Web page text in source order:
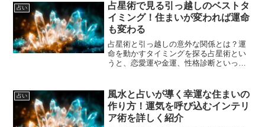
の領域にあたります。深層心理は私たち
の行動や決断に大きな影響...
占い
占星術で見る引っ越しのベストタ
イミング！住まいが変われば運命
も変わる
占星術と引っ越しの意外な関係とは？運
命を動かすタイミングを探る占星術とい
うと、恋愛運や金運、性格診断といった
節目にも、星の動きは深く関わっていま
す。住まいが変わることで...
占い
風水と占いが導く幸運な住まいの
作り方！運気を呼び込むインテリ
ア術を詳しく紹介